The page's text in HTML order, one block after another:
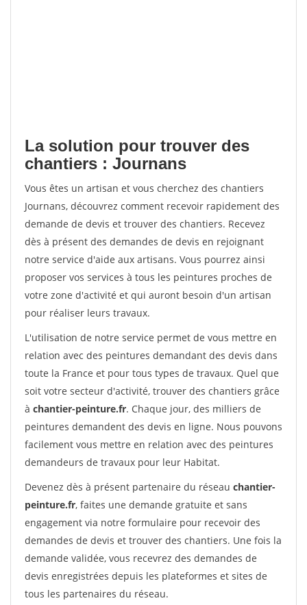
La solution pour trouver des
chantiers : Journans
Vous êtes un artisan et vous cherchez des chantiers
Journans, découvrez comment recevoir rapidement des
demande de devis et trouver des chantiers. Recevez
dès à présent des demandes de devis en rejoignant
notre service d'aide aux artisans. Vous pourrez ainsi
proposer vos services à tous les peintures proches de
votre zone d'activité et qui auront besoin d'un artisan
pour réaliser leurs travaux.
L'utilisation de notre service permet de vous mettre en
relation avec des peintures demandant des devis dans
toute la France et pour tous types de travaux. Quel que
soit votre secteur d'activité, trouver des chantiers grâce
à chantier-peinture.fr. Chaque jour, des milliers de
peintures demandent des devis en ligne. Nous pouvons
facilement vous mettre en relation avec des peintures
demandeurs de travaux pour leur Habitat.
Devenez dès à présent partenaire du réseau chantier-
peinture.fr, faites une demande gratuite et sans
engagement via notre formulaire pour recevoir des
demandes de devis et trouver des chantiers. Une fois la
demande validée, vous recevrez des demandes de
devis enregistrées depuis les plateformes et sites de
tous les partenaires du réseau.